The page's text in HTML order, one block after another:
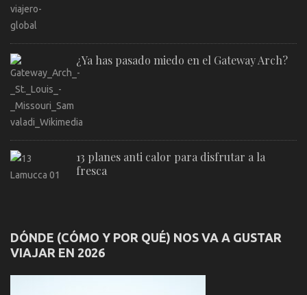
¿Ya has pasado miedo en el Gateway Arch?
13 planes anti calor para disfrutar a la
fresca
DÓNDE (CÓMO Y POR QUÉ) NOS VA A GUSTAR
VIAJAR EN 2026